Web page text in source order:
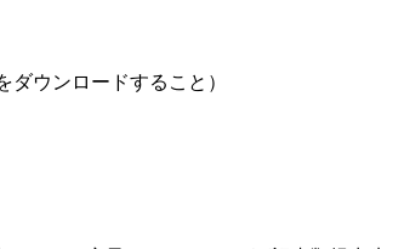
ダウンロードすること）